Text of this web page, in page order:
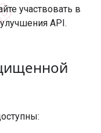
участвовать в
API.